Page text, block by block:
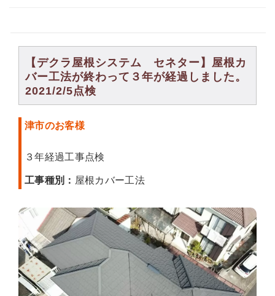
【デクラ屋根システム セネター】屋根カ
バー工法が終わって３年が経過しました。
2021/2/5点検
津市のお客様
３年経過工事点検
工事種別： 屋根カバー工法